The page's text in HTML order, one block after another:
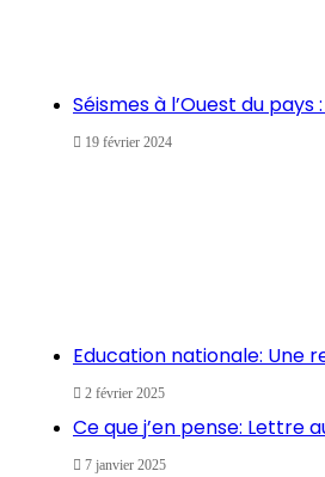
Séismes à l’Ouest du pays
19 février 2024
Education nationale: Une
2 février 2025
Ce que j’en pense: Lettre
7 janvier 2025